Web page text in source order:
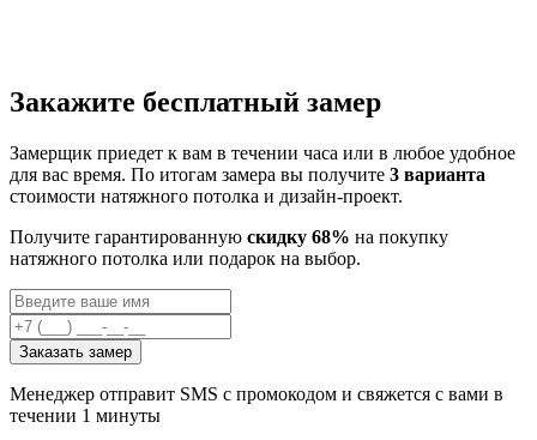
Закажите бесплатный замер
Замерщик приедет к вам в течении часа или в любое удобное
для вас время. По итогам замера вы получите 3 варианта
стоимости натяжного потолка и дизайн-проект.
Получите гарантированную скидку 68% на покупку
натяжного потолка или подарок на выбор.
Заказать замер
Менеджер отправит SMS с промокодом и свяжется с вами в
течении 1 минуты